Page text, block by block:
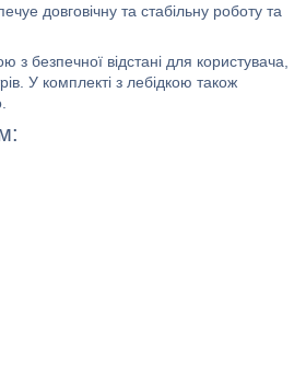
довговічну та стабільну роботу та
безпечної відстані для користувача,
У комплекті з лебідкою також